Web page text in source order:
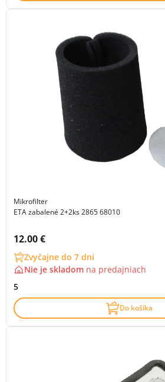
Mikrofilter
ETA zabalené 2+2ks 2865 68010
Cena s DPH:
12.00 €
Zvyčajne do 7 dní
Nie je skladom na predajniach
5
Do košíka